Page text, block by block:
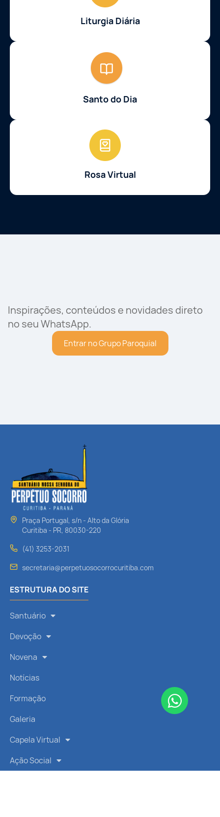
Liturgia Diária
Santo do Dia
Rosa Virtual
Inspirações, conteúdos e novidades direto
no seu WhatsApp.
Entrar no Grupo Paroquial
Praça Portugal, s/n - Alto da Glória
Curitiba - PR, 80030-220
(41) 3253-2031
secretaria@perpetuosocorrocuritiba.com
ESTRUTURA DO SITE
Santuário
Devoção
Novena
Notícias
Formação
Galeria
Capela Virtual
Ação Social